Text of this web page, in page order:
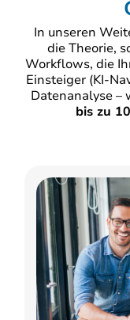
In unseren
die Theorie,
Workflows, die
Einsteiger (KI-
Datenanalyse –
bis zu